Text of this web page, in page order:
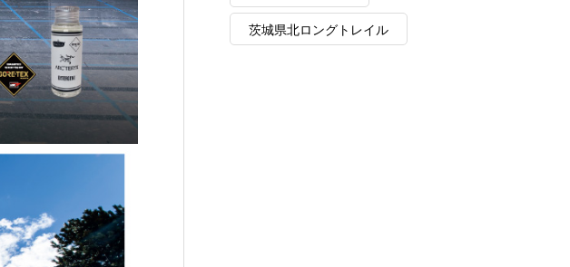
茨城県北ロングトレイル